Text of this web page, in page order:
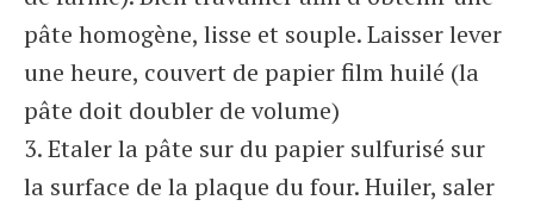
pâte homogène, lisse et souple. Laisser lever
une heure, couvert de papier film huilé (la
pâte doit doubler de volume)
3. Etaler la pâte sur du papier sulfurisé sur
la surface de la plaque du four. Huiler, saler